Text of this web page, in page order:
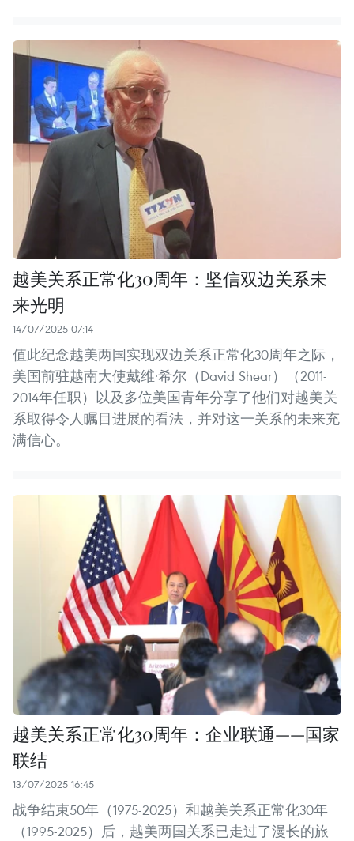
越美关系正常化30周年：坚信双边关系未
来光明
14/07/2025 07:14
值此纪念越美两国实现双边关系正常化30周年之际，
美国前驻越南大使戴维·希尔（David Shear）（2011-
2014年任职）以及多位美国青年分享了他们对越美关
系取得令人瞩目进展的看法，并对这一关系的未来充
满信心。
越美关系正常化30周年：企业联通——国家
联结
13/07/2025 16:45
战争结束50年（1975-2025）和越美关系正常化30年
（1995-2025）后，越美两国关系已走过了漫长的旅